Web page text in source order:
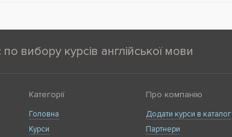
вибору курсів англійської мови
Категорії
Головна
Курси
Про компанію
Додати курси в каталог
Партнери